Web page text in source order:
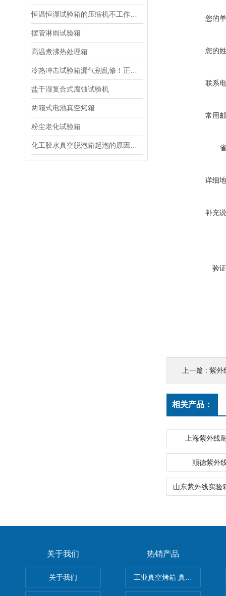
摆管淋雨试验箱
高温煮沸热处理箱
盐干湿复合式腐蚀试验机
两箱式电池真空烤箱
粉尘老化试验箱
您的
您的
联系
常用
详细
补充
验
上一篇 : 紫外
相关产品：
上海紫外线
顺德紫外
关于我们
关于我们
热销产品
工业真空烤箱 真空烘箱